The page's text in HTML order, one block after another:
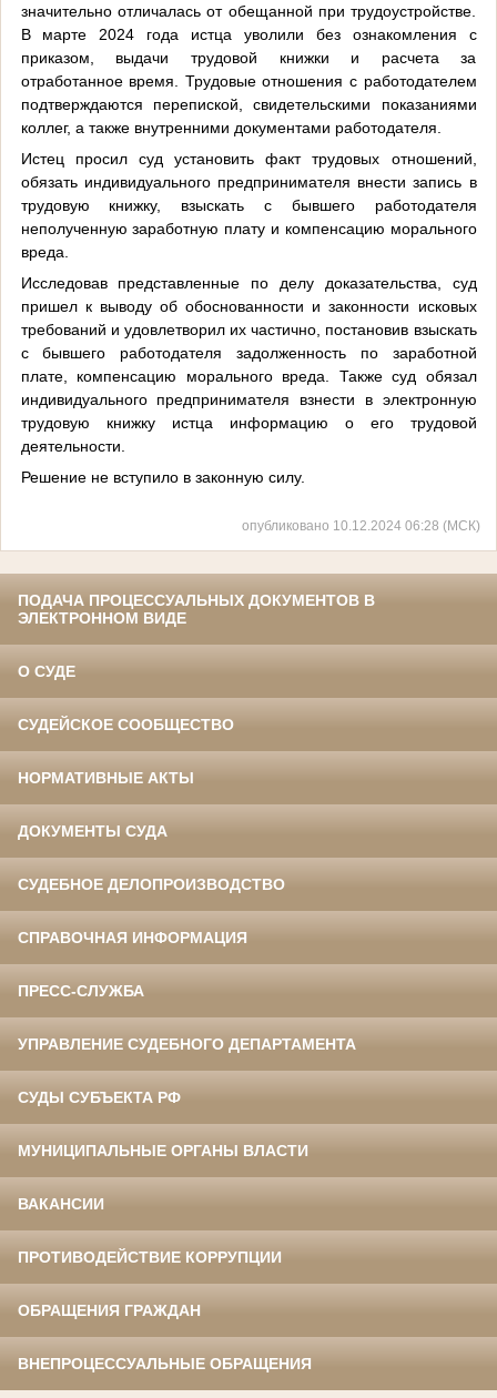
значительно отличалась от обещанной при трудоустройстве.
В марте 2024 года истца уволили без ознакомления с
приказом, выдачи трудовой книжки и расчета за
отработанное время. Трудовые отношения с работодателем
подтверждаются перепиской, свидетельскими показаниями
коллег, а также внутренними документами работодателя.
Истец просил суд установить факт трудовых отношений,
обязать индивидуального предпринимателя внести запись в
трудовую книжку, взыскать с бывшего работодателя
неполученную заработную плату и компенсацию морального
вреда.
Исследовав представленные по делу доказательства, суд
пришел к выводу об обоснованности и законности исковых
требований и удовлетворил их частично, постановив взыскать
с бывшего работодателя задолженность по заработной
плате, компенсацию морального вреда. Также суд обязал
индивидуального предпринимателя взнести в электронную
трудовую книжку истца информацию о его трудовой
деятельности.
Решение не вступило в законную силу.
опубликовано 10.12.2024 06:28 (МСК)
ПОДАЧА ПРОЦЕССУАЛЬНЫХ ДОКУМЕНТОВ В
ЭЛЕКТРОННОМ ВИДЕ
О СУДЕ
СУДЕЙСКОЕ СООБЩЕСТВО
НОРМАТИВНЫЕ АКТЫ
ДОКУМЕНТЫ СУДА
СУДЕБНОЕ ДЕЛОПРОИЗВОДСТВО
СПРАВОЧНАЯ ИНФОРМАЦИЯ
ПРЕСС-СЛУЖБА
УПРАВЛЕНИЕ СУДЕБНОГО ДЕПАРТАМЕНТА
СУДЫ СУБЪЕКТА РФ
МУНИЦИПАЛЬНЫЕ ОРГАНЫ ВЛАСТИ
ВАКАНСИИ
ПРОТИВОДЕЙСТВИЕ КОРРУПЦИИ
ОБРАЩЕНИЯ ГРАЖДАН
ВНЕПРОЦЕССУАЛЬНЫЕ ОБРАЩЕНИЯ